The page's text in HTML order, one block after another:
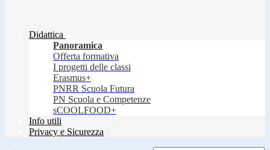
Didattica
Panoramica
Offerta formativa
I progetti delle classi
Erasmus+
PNRR Scuola Futura
PN Scuola e Competenze
sCOOLFOOD+
Info utili
Privacy e Sicurezza